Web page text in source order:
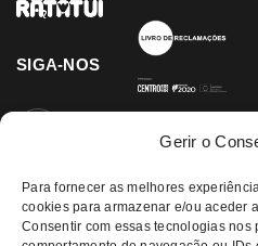
Gerir o
Para fornecer as melhores
cookies para armazenar e/ou aceder
Consentir com essas tecnologias nos
SIGA-NOS